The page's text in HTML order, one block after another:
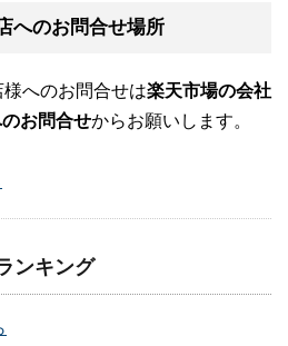
へのお問合せ場所
へのお問合せは楽天市場の会社
お問合せからお願いします。
ンキング